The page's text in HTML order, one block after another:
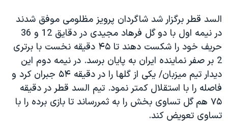
اعتراضات مردمی آبان ۹۸
اسرائیل در جنگ
نرگس محمدی برنده جایزه نوبل صلح
همایش محافظه‌کاران آمریکا «سی‌پک»
صفحه‌های ویژه
سفر پرزیدنت ترامپ به چین
السد قطر برگزار شد شاگردان پرویز مظلومی موفق شدند
در نیمه اول با دو گل فرهاد مجیدی در دقایق 12 و 36
حریف خود را شکست دهند تا ۴۵ دقیقه نخست با برتری
2 بر صفر نماینده ایران به پایان برسد. در نیمه دوم این
دیدار تیم میزبان/ یکی از گلها را در دقیقه ۵۴ جبران کرد و
فاصله را با استقلال کمتر نمود. تیم السد قطر در دقیقه
۷۵ هم گل تساوی بخش را به ثمررساند تا بازی برده را با
تساوی تعویض کند.